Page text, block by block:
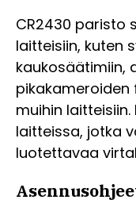
CR2430 paristo
laitteisiin, kuten
kaukosäätimiin,
pikakameroiden
muihin
laitteissa, jotka
luotettavaa